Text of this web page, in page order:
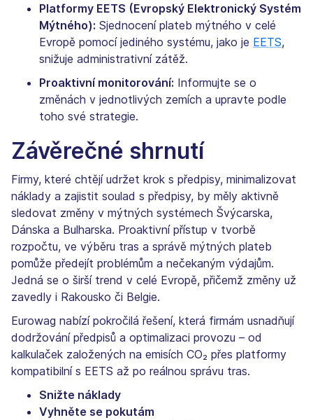
Platformy EETS (Evropský Elektronický Systém
Mýtného): Sjednocení plateb mýtného v celé
Evropě pomocí jediného systému, jako je EETS,
snižuje administrativní zátěž.
Proaktivní monitorování: Informujte se o
změnách v jednotlivých zemích a upravte podle
toho své strategie.
Závěrečné shrnutí
Firmy, které chtějí udržet krok s předpisy, minimalizovat
náklady a zajistit soulad s předpisy, by měly aktivně
sledovat změny v mýtných systémech Švýcarska,
Dánska a Bulharska. Proaktivní přístup v tvorbě
rozpočtu, ve výběru tras a správě mýtných plateb
pomůže předejít problémům a nečekaným výdajům.
Jedná se o širší trend v celé Evropě, přičemž změny už
zavedly i Rakousko či Belgie.
Eurowag nabízí pokročilá řešení, která firmám usnadňují
dodržování předpisů a optimalizaci provozu – od
kalkulaček založených na emisích CO₂ přes platformy
kompatibilní s EETS až po reálnou správu tras.
Snižte náklady
Vyhněte se pokutám